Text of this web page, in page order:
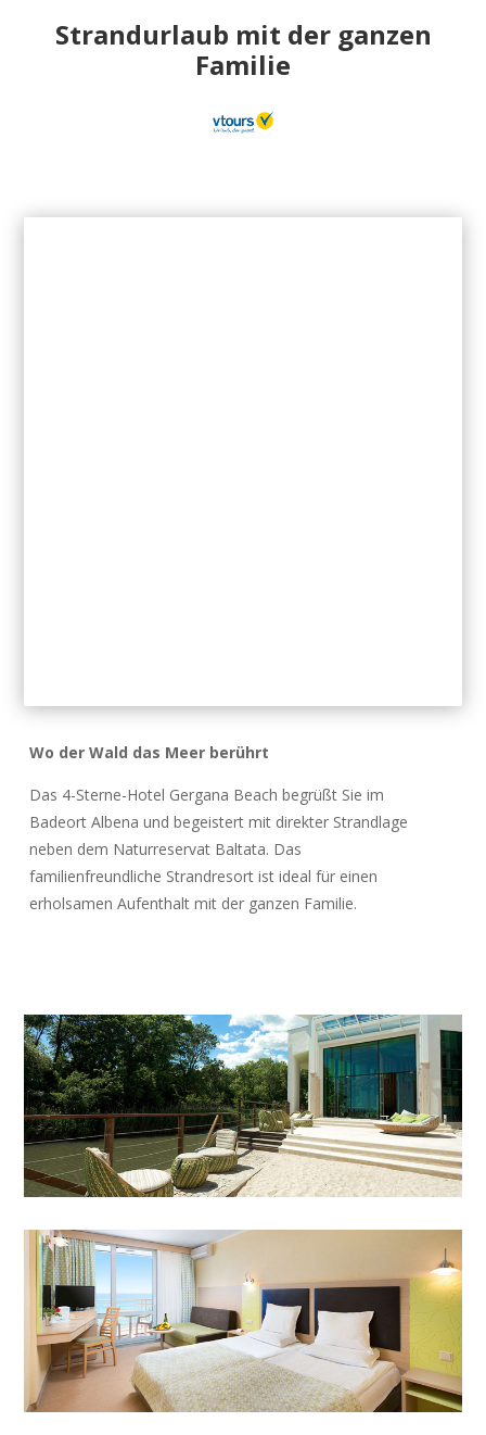
Strandurlaub mit der ganzen
Familie
Wo der Wald das Meer berührt
Das 4-Sterne-Hotel Gergana Beach begrüßt Sie im
Badeort Albena und begeistert mit direkter Strandlage
neben dem Naturreservat Baltata. Das
familienfreundliche Strandresort ist ideal für einen
erholsamen Aufenthalt mit der ganzen Familie.